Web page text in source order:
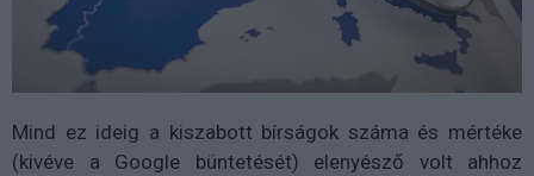
Mind ez ideig a kiszabott bírságok száma és mértéke
(kivéve a Google büntetését) elenyésző volt ahhoz